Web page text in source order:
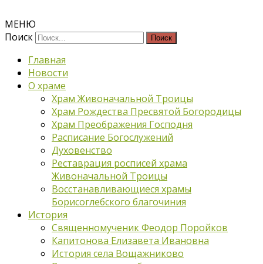
МЕНЮ
Поиск
Главная
Новости
О храме
Храм Живоначальной Троицы
Храм Рождества Пресвятой Богородицы
Храм Преображения Господня
Расписание Богослужений
Духовенство
Реставрация росписей храма
Живоначальной Троицы
Восстанавливающиеся храмы
Борисоглебского благочиния
История
Священномученик Феодор Поройков
Капитонова Елизавета Ивановна
История села Вощажниково